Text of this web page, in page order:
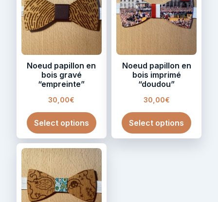
Noeud papillon en
bois gravé
“empreinte”
30,00€
Select options
Noeud papillon en
bois imprimé
“doudou”
30,00€
Select options